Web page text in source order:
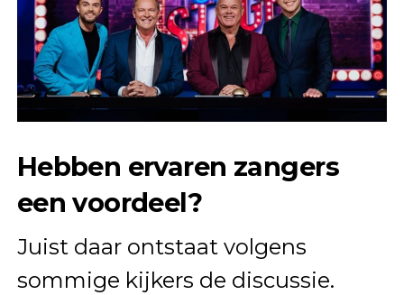
Hebben ervaren zangers
een voordeel?
Juist daar ontstaat volgens
sommige kijkers de discussie.